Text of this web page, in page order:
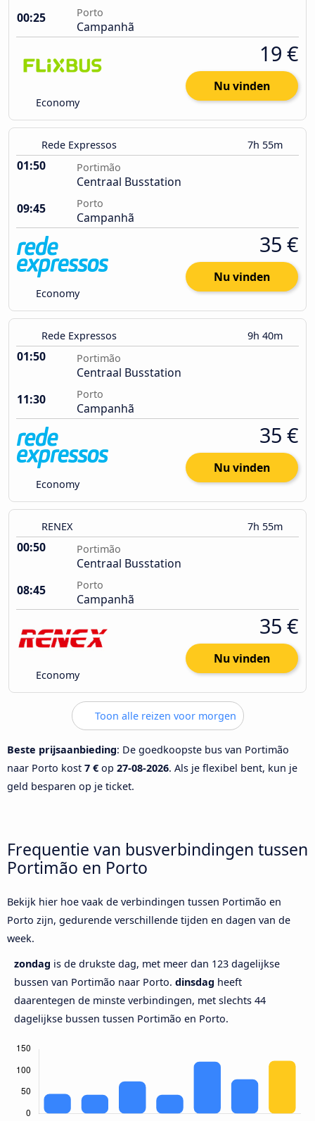
00:25
Porto
Campanhã
Economy
19 €
Nu vinden
Rede Expressos 7h 55m
01:50 Portimão
Centraal Busstation
09:45
Porto
Campanhã
Economy
35 €
Nu vinden
Rede Expressos 9h 40m
01:50 Portimão
Centraal Busstation
11:30
Porto
Campanhã
Economy
35 €
Nu vinden
RENEX 7h 55m
00:50 Portimão
Centraal Busstation
08:45
Porto
Campanhã
Economy
35 €
Nu vinden
Toon alle reizen voor morgen
Beste prijsaanbieding: De goedkoopste bus van Portimão
naar Porto kost 7 € op 27-08-2026. Als je flexibel bent, kun je
geld besparen op je ticket.
Frequentie van busverbindingen tussen
Portimão en Porto
Bekijk hier hoe vaak de verbindingen tussen Portimão en
Porto zijn, gedurende verschillende tijden en dagen van de
week.
zondag is de drukste dag, met meer dan 123 dagelijkse
bussen van Portimão naar Porto. dinsdag heeft
daarentegen de minste verbindingen, met slechts 44
dagelijkse bussen tussen Portimão en Porto.